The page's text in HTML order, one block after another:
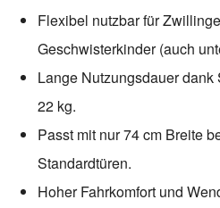
Flexibel nutzbar für
Geschwisterkinder (auch
Lange Nutzungsdauer
22 kg.
Passt mit nur 74 cm Breite
Standardtüren.
Hoher Fahrkomfort und